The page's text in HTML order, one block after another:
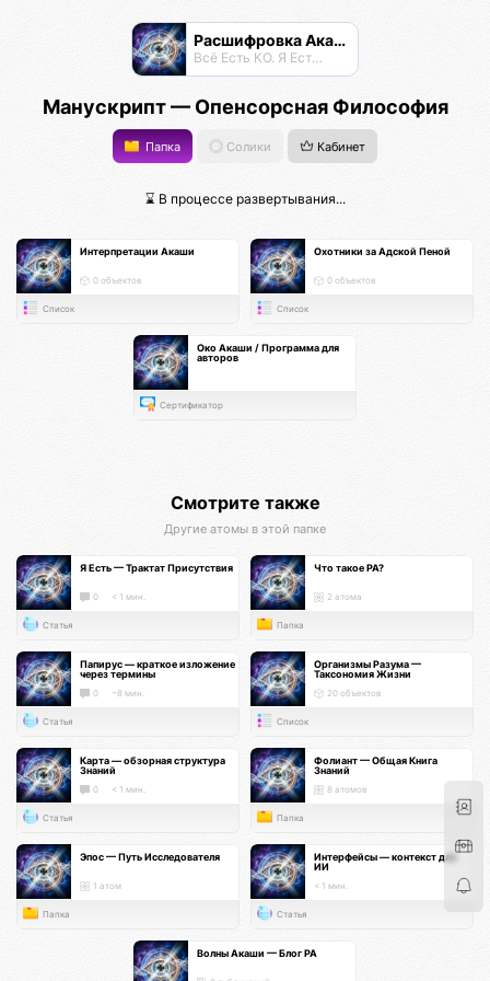
Расшифровка Акаши
Всё Есть КО. Я Есть КО.
Манускрипт — Опенсорсная Философия
Папка Солики Кабинет
⌛ В процессе развертывания...
Интерпретации Акаши
0 объектов
Список
Охотники за Адской Пеной
0 объектов
Список
Око Акаши / Программа для
авторов
Сертификатор
Смотрите также
Другие атомы в этой папке
Я Есть — Трактат Присутствия
0 < 1 мин.
Статья
Что такое РА?
2 атома
Папка
Папирус — краткое изложение
через термины
0 ~8 мин.
Статья
Организмы Разума —
Таксономия Жизни
20 объектов
Список
Карта — обзорная структура
Знаний
0 < 1 мин.
Статья
Фолиант — Общая Книга
Знаний
8 атомов
Папка
Эпос — Путь Исследователя
1 атом
Папка
Интерфейсы — контекст для
ИИ
< 1 мин.
Статья
Волны Акаши — Блог РА